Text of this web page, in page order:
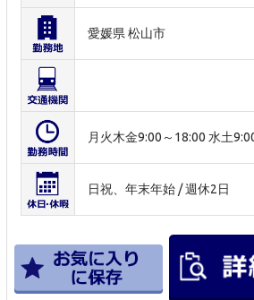
愛媛県 松山市
月火木金9:00～18:00 水土
日祝、年末年始 / 週休2日